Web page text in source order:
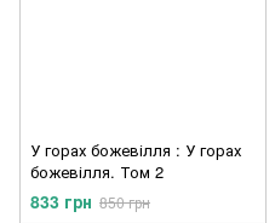
У горах божевілля : У горах
божевілля. Том 2
833 грн 850 грн